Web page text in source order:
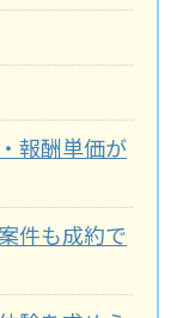
報酬単価が
件も成約で